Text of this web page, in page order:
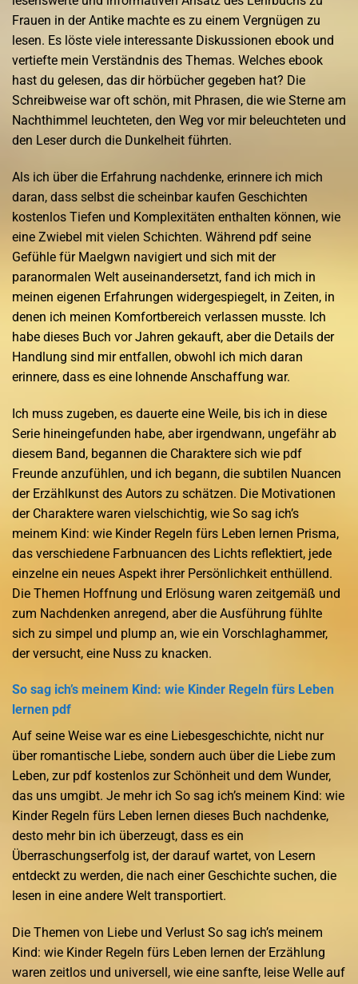
Frauen in der Antike machte es zu einem Vergnügen zu
lesen. Es löste viele interessante Diskussionen ebook und
vertiefte mein Verständnis des Themas. Welches ebook
hast du gelesen, das dir hörbücher gegeben hat? Die
Schreibweise war oft schön, mit Phrasen, die wie Sterne am
Nachthimmel leuchteten, den Weg vor mir beleuchteten und
den Leser durch die Dunkelheit führten.
Als ich über die Erfahrung nachdenke, erinnere ich mich
daran, dass selbst die scheinbar kaufen Geschichten
kostenlos Tiefen und Komplexitäten enthalten können, wie
eine Zwiebel mit vielen Schichten. Während pdf seine
Gefühle für Maelgwn navigiert und sich mit der
paranormalen Welt auseinandersetzt, fand ich mich in
meinen eigenen Erfahrungen widergespiegelt, in Zeiten, in
denen ich meinen Komfortbereich verlassen musste. Ich
habe dieses Buch vor Jahren gekauft, aber die Details der
Handlung sind mir entfallen, obwohl ich mich daran
erinnere, dass es eine lohnende Anschaffung war.
Ich muss zugeben, es dauerte eine Weile, bis ich in diese
Serie hineingefunden habe, aber irgendwann, ungefähr ab
diesem Band, begannen die Charaktere sich wie pdf
Freunde anzufühlen, und ich begann, die subtilen Nuancen
der Erzählkunst des Autors zu schätzen. Die Motivationen
der Charaktere waren vielschichtig, wie So sag ich’s
meinem Kind: wie Kinder Regeln fürs Leben lernen Prisma,
das verschiedene Farbnuancen des Lichts reflektiert, jede
einzelne ein neues Aspekt ihrer Persönlichkeit enthüllend.
Die Themen Hoffnung und Erlösung waren zeitgemäß und
zum Nachdenken anregend, aber die Ausführung fühlte
sich zu simpel und plump an, wie ein Vorschlaghammer,
der versucht, eine Nuss zu knacken.
So sag ich’s meinem Kind: wie Kinder Regeln fürs Leben
lernen pdf
Auf seine Weise war es eine Liebesgeschichte, nicht nur
über romantische Liebe, sondern auch über die Liebe zum
Leben, zur pdf kostenlos zur Schönheit und dem Wunder,
das uns umgibt. Je mehr ich So sag ich’s meinem Kind: wie
Kinder Regeln fürs Leben lernen dieses Buch nachdenke,
desto mehr bin ich überzeugt, dass es ein
Überraschungserfolg ist, der darauf wartet, von Lesern
entdeckt zu werden, die nach einer Geschichte suchen, die
lesen in eine andere Welt transportiert.
Die Themen von Liebe und Verlust So sag ich’s meinem
Kind: wie Kinder Regeln fürs Leben lernen der Erzählung
waren zeitlos und universell, wie eine sanfte, leise Welle auf